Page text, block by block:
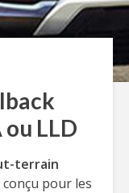
LLD
terrain
pour les